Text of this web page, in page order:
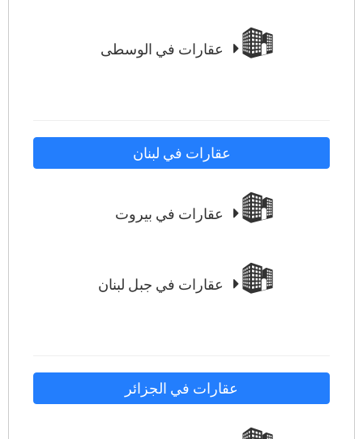
عقارات في الوسطى
عقارات في لبنان
عقارات في بيروت
عقارات في جبل لبنان
عقارات في الجزائر